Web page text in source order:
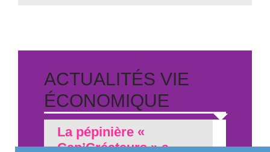
ACTUALITÉS VIE
ÉCONOMIQUE
La pépinière «
Cap’Créateurs » a